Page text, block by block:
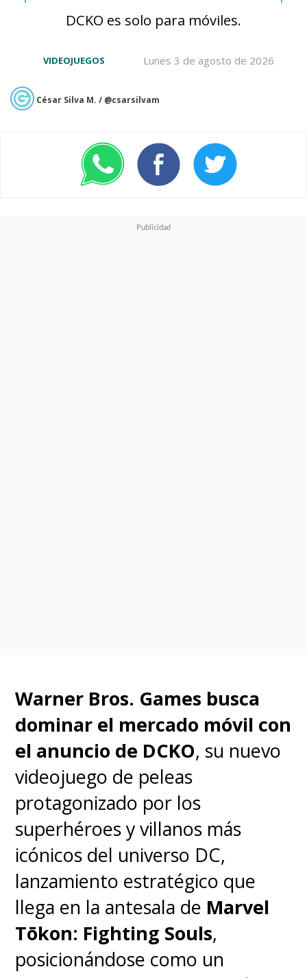
DCKO es solo para móviles.
Lunes 3 de agosto de 2026
VIDEOJUEGOS
César Silva M. / @csarsilvam
Warner Bros. Games busca
dominar el mercado móvil con
el anuncio de DCKO, su nuevo
videojuego de peleas
protagonizado por los
superhéroes y villanos más
icónicos del universo DC,
lanzamiento estratégico que
llega en la antesala de Marvel
Tōkon: Fighting Souls,
posicionándose como un